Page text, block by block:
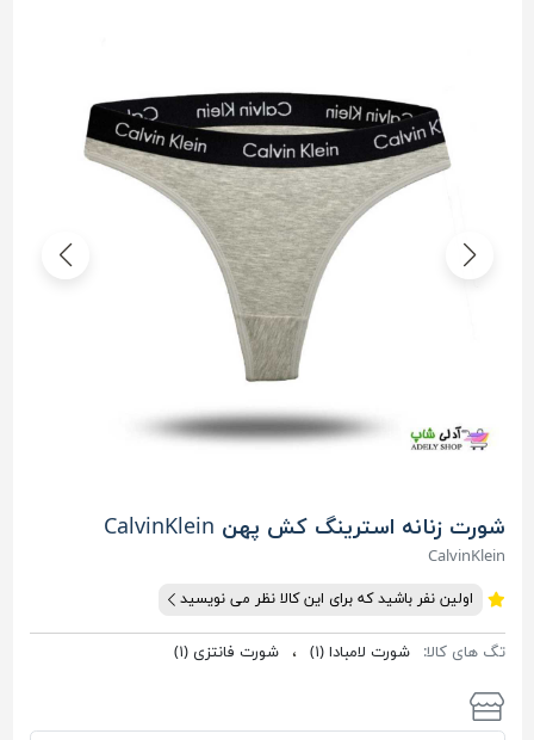
شورت زنانه استرینگ کش پهن CalvinKlein
CalvinKlein
اولین نفر باشید که برای این کالا نظر می نویسید
تگ های کالا: شورت لامبادا(۱) ، شورت فانتزی(۱)